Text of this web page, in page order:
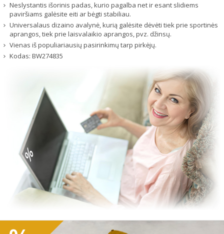
Neslystantis išorinis padas, kurio pagalba net ir esant slidiems
paviršiams galėsite eiti ar bėgti stabiliau.
Universalaus dizaino avalynė, kurią galėsite dėvėti tiek prie sportinės
aprangos, tiek prie laisvalaikio aprangos, pvz. džinsų.
Vienas iš populiariausių pasirinkimų tarp pirkėjų.
Kodas: BW274835